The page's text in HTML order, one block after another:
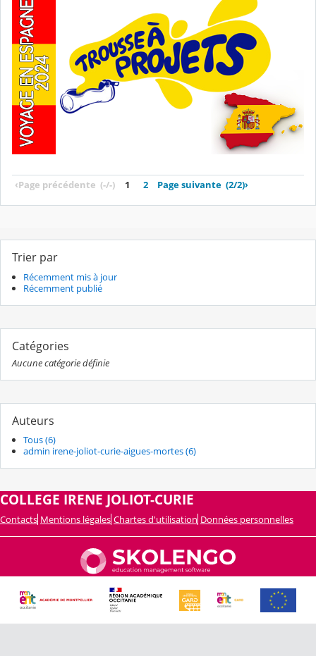
‹Page précédente (-/-) 1 2 Page suivante (2/2)›
Trier par
Récemment mis à jour
Récemment publié
Catégories
Aucune catégorie définie
Auteurs
Tous (6)
admin irene-joliot-curie-aigues-mortes (6)
COLLEGE IRENE JOLIOT-CURIE
Contacts Mentions légales Chartes d'utilisation Données personnelles